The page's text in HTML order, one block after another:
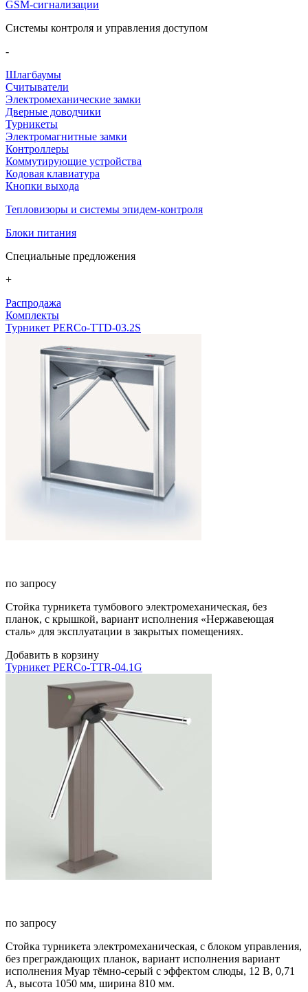
GSM-сигнализации
Системы контроля и управления доступом
-
Шлагбаумы
Считыватели
Электромеханические замки
Дверные доводчики
Турникеты
Электромагнитные замки
Контроллеры
Коммутирующие устройства
Кодовая клавиатура
Кнопки выхода
Тепловизоры и системы эпидем-контроля
Блоки питания
Специальные предложения
+
Распродажа
Комплекты
Турникет PERCo-TTD-03.2S
по запросу
Стойка турникета тумбового электромеханическая, без
планок, с крышкой, вариант исполнения «Нержавеющая
сталь» для эксплуатации в закрытых помещениях.
Добавить в корзину
Турникет PERCo-TTR-04.1G
по запросу
Стойка турникета электромеханическая, с блоком управления,
без преграждающих планок, вариант исполнения вариант
исполнения Муар тёмно-серый с эффектом слюды, 12 В, 0,71
А, высота 1050 мм, ширина 810 мм.